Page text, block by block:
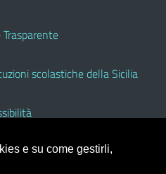
scolastiche della Sicilia
e su come gestirli,